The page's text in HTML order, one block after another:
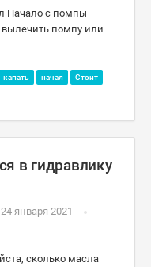
Начало с помпы
вылечить помпу или
капать начал
Стоит
в гидравлику
24 января 2021
сколько масла